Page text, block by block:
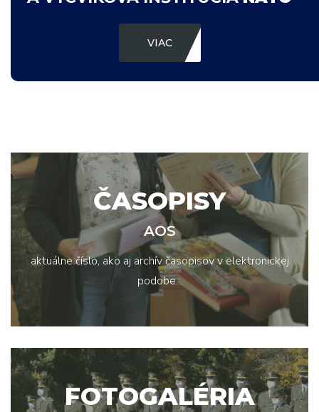
VIAC
ČASOPISY
AOS
aktuálne číslo, ako aj archív časopisov v elektronickej
podobe...
FOTOGALÉRIA